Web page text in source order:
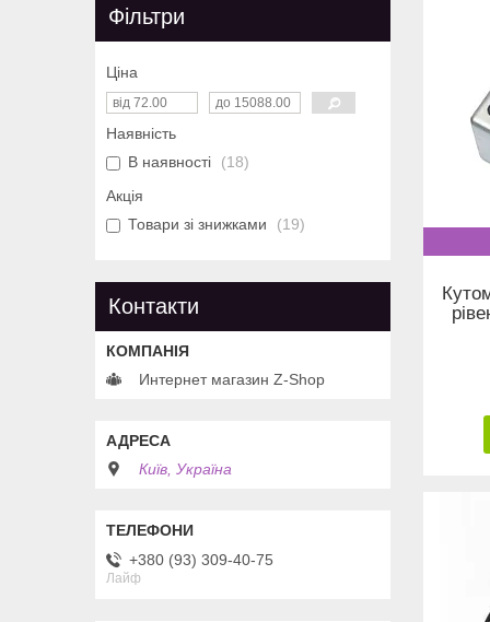
Фільтри
Ціна
Наявність
В наявності
18
Акція
Товари зі знижками
19
Контакти
Интернет магазин Z-Shop
Київ, Україна
+380 (93) 309-40-75
Лайф